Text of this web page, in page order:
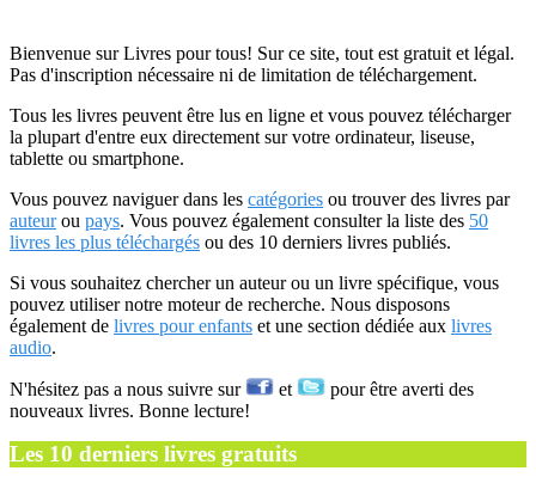
Bienvenue sur Livres pour tous! Sur ce site, tout est gratuit et légal.
Pas d'inscription nécessaire ni de limitation de téléchargement.
Tous les livres peuvent être lus en ligne et vous pouvez télécharger
la plupart d'entre eux directement sur votre ordinateur, liseuse,
tablette ou smartphone.
Vous pouvez naviguer dans les catégories ou trouver des livres par
auteurou pays. Vous pouvez également consulter la liste des 50
livres les plus téléchargés ou des 10 derniers livres publiés.
Si vous souhaitez chercher un auteur ou un livre spécifique, vous
pouvez utiliser notre moteur de recherche. Nous disposons
également de livres pour enfants et une section dédiée aux livres
audio.
N'hésitez pas a nous suivre sur et
pour être averti des
nouveaux livres. Bonne lecture!
Les 10 derniers livres gratuits